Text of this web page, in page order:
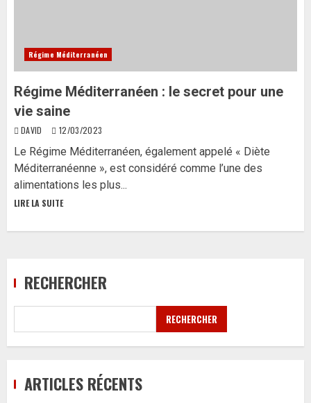
Régime Méditerranéen
Régime Méditerranéen : le secret pour une
vie saine
DAVID 12/03/2023
Le Régime Méditerranéen, également appelé « Diète
Méditerranéenne », est considéré comme l’une des
alimentations les plus...
LIRE LA SUITE
RECHERCHER
RECHERCHER
ARTICLES RÉCENTS